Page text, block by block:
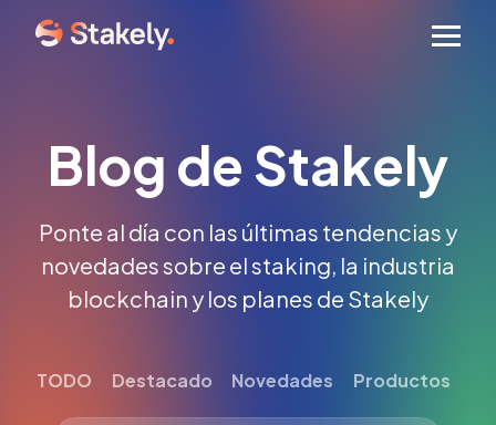
Blog de Stakely
Ponte al día con las últimas tendencias y
novedades sobre el staking, la industria
blockchain y los planes de Stakely
TODO Destacado Novedades Productos